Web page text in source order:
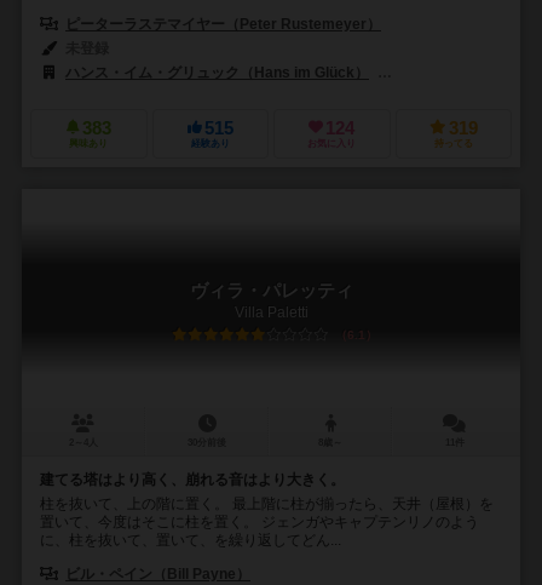
ピーターラステマイヤー（Peter Rustemeyer）
ハンス・イム・グリュック（Hans im Glück）
383
興味あり
515
経験あり
124
お気に入り
319
持ってる
ヴィラ・パレッティ
Villa Paletti
6.1
建てる塔はより高く、崩れる音はより大きく。
柱を抜いて、上の階に置く。 最上階に柱が揃ったら、天井（屋根）を
置いて、今度はそこに柱を置く。 ジェンガやキャプテンリノのよう
に、柱を抜いて、置いて、を繰り返してどん...
ビル・ペイン（Bill Payne）